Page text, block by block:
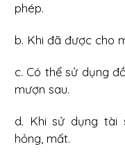
phép.
b. Khi đã được cho
c. Có thể sử dụng
mượn sau.
d. Khi sử dụng tài
hỏng, mất.